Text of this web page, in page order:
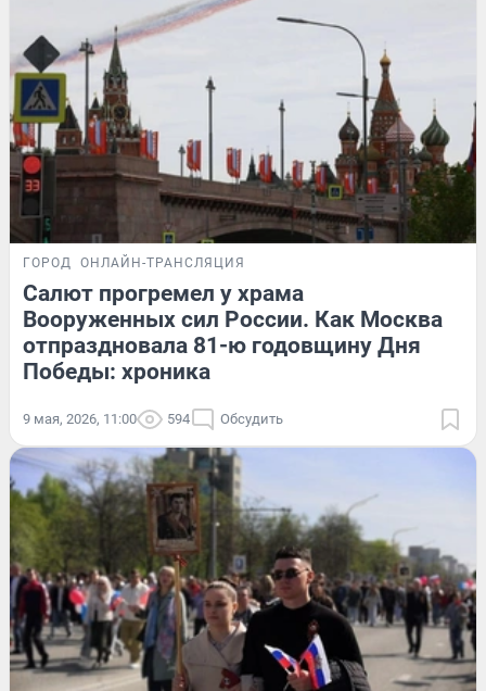
ГОРОД ОНЛАЙН-ТРАНСЛЯЦИЯ
Салют прогремел у храма
Вооруженных сил России. Как Москва
отпраздновала 81-ю годовщину Дня
Победы: хроника
9 мая, 2026, 11:00 594 Обсудить